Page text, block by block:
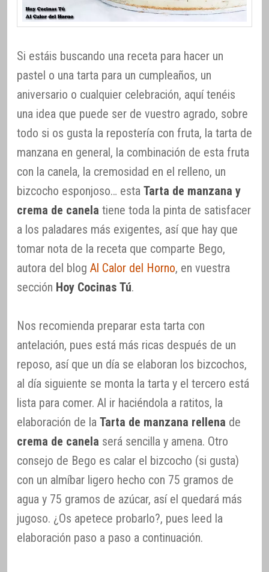
Si estáis buscando una receta para hacer un
pastel o una tarta para un cumpleaños, un
aniversario o cualquier celebración, aquí tenéis
una idea que puede ser de vuestro agrado, sobre
todo si os gusta la repostería con fruta, la tarta de
manzana en general, la combinación de esta fruta
con la canela, la cremosidad en el relleno, un
bizcocho esponjoso… esta Tarta de manzana y
crema de canela tiene toda la pinta de satisfacer
a los paladares más exigentes, así que hay que
tomar nota de la receta que comparte Bego,
autora del blog Al Calor del Horno, en vuestra
sección Hoy Cocinas Tú.
Nos recomienda preparar esta tarta con
antelación, pues está más ricas después de un
reposo, así que un día se elaboran los bizcochos,
al día siguiente se monta la tarta y el tercero está
lista para comer. Al ir haciéndola a ratitos, la
elaboración de la Tarta de manzana rellena de
crema de canela será sencilla y amena. Otro
consejo de Bego es calar el bizcocho (si gusta)
con un almíbar ligero hecho con 75 gramos de
agua y 75 gramos de azúcar, así el quedará más
jugoso. ¿Os apetece probarlo?, pues leed la
elaboración paso a paso a continuación.